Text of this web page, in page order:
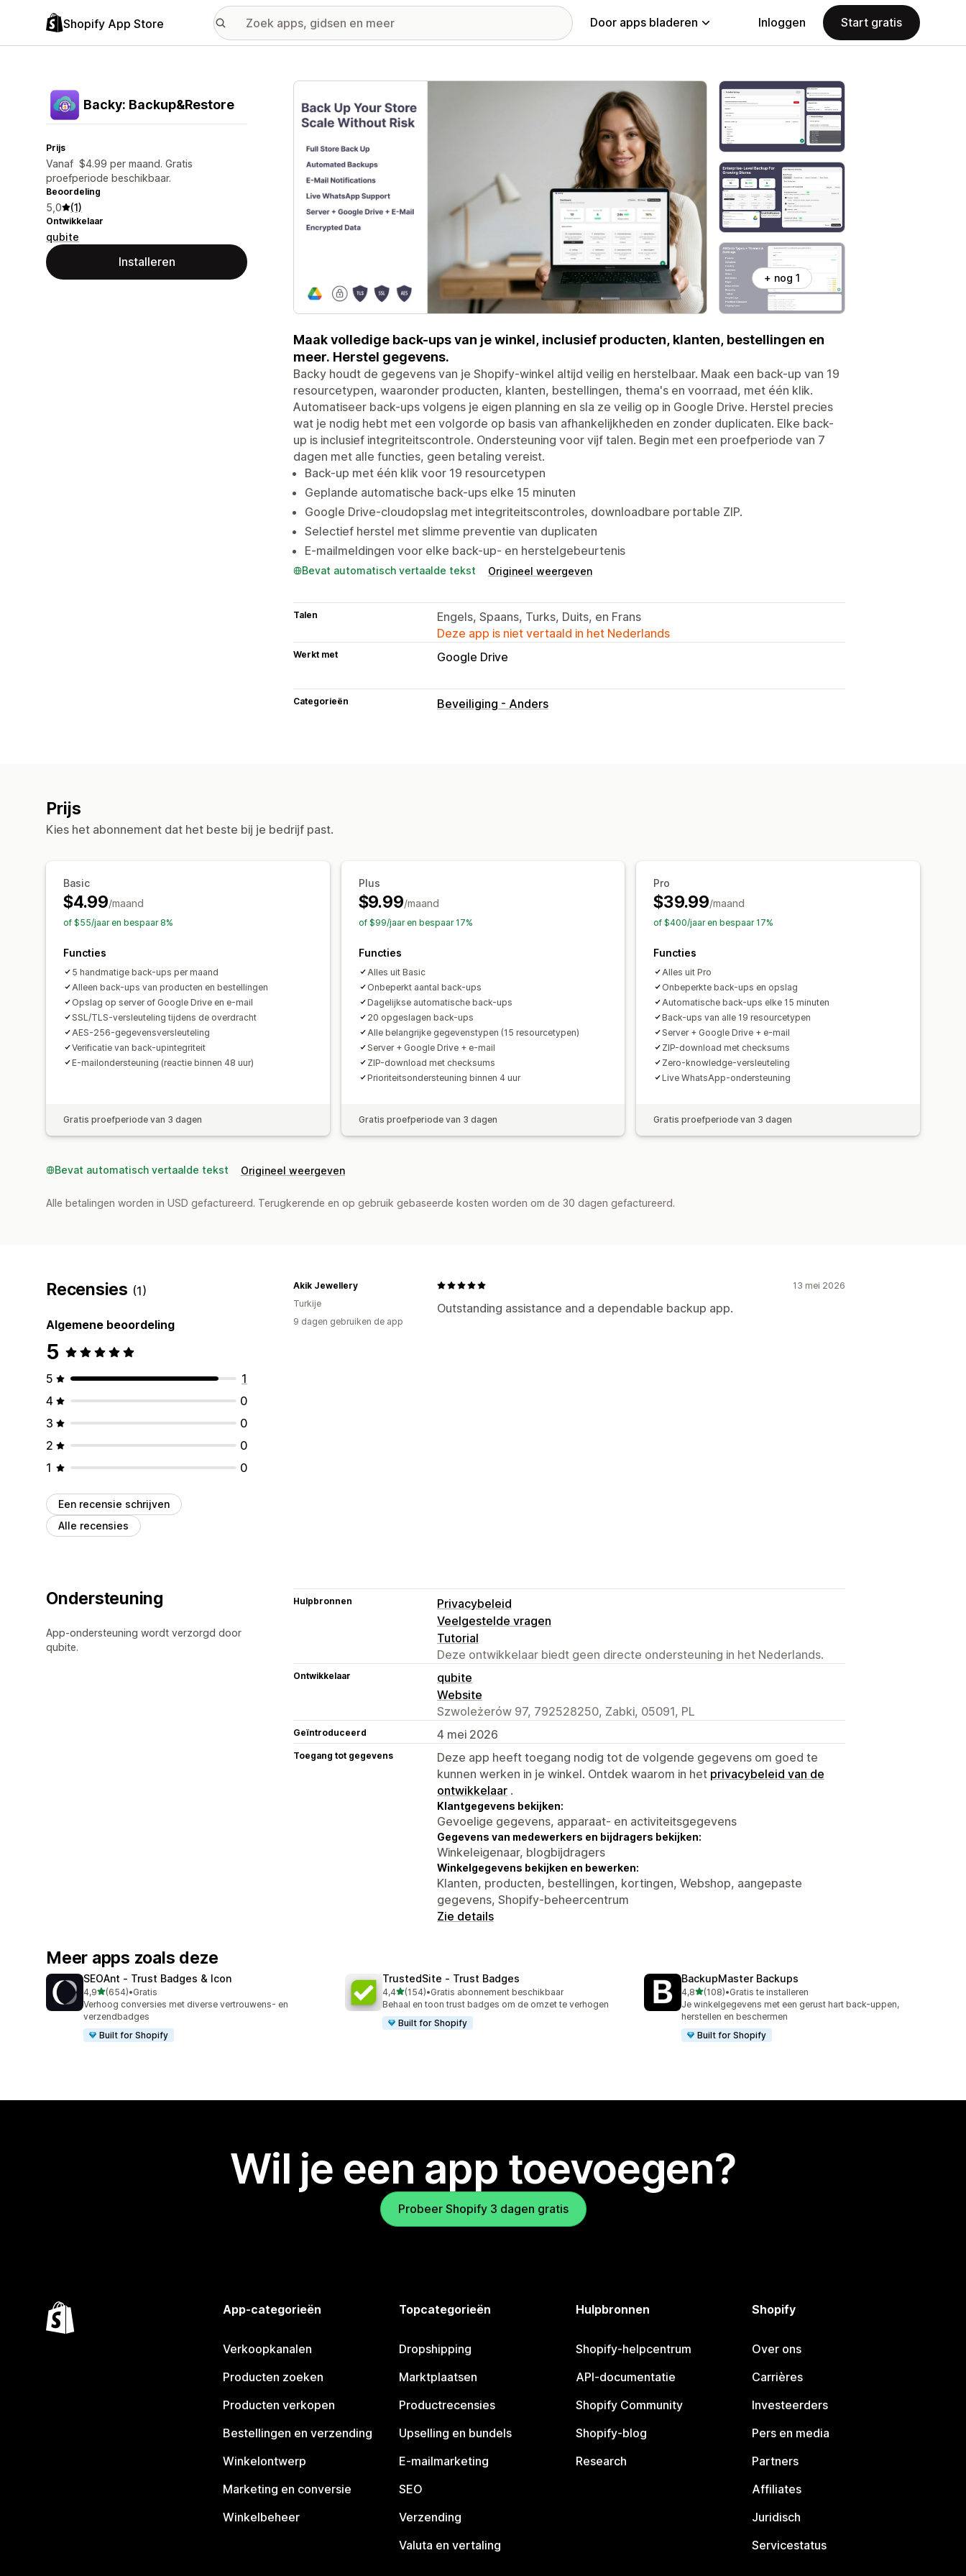
Shopify App Store Door apps bladeren Inloggen Start gratis
Backy: Backup&Restore
Prijs
Vanaf $4.99 per maand. Gratis
proefperiode beschikbaar.
Beoordeling
5,0 (1)
Ontwikkelaar
qubite
Installeren
Galerij met uitgelichte afbeeldingen
+ nog 1
Maak volledige back-ups van je winkel, inclusief producten, klanten, bestellingen en
meer. Herstel gegevens.
Backy houdt de gegevens van je Shopify-winkel altijd veilig en herstelbaar. Maak een back-up van 19
resourcetypen, waaronder producten, klanten, bestellingen, thema's en voorraad, met één klik.
Automatiseer back-ups volgens je eigen planning en sla ze veilig op in Google Drive. Herstel precies
wat je nodig hebt met een volgorde op basis van afhankelijkheden en zonder duplicaten. Elke back-
up is inclusief integriteitscontrole. Ondersteuning voor vijf talen. Begin met een proefperiode van 7
dagen met alle functies, geen betaling vereist.
Back-up met één klik voor 19 resourcetypen
Geplande automatische back-ups elke 15 minuten
Google Drive-cloudopslag met integriteitscontroles, downloadbare portable ZIP.
Selectief herstel met slimme preventie van duplicaten
E-mailmeldingen voor elke back-up- en herstelgebeurtenis
Bevat automatisch vertaalde tekst Origineel weergeven
Talen
Engels, Spaans, Turks, Duits, en Frans
Deze app is niet vertaald in het Nederlands
Werkt met Google Drive
Categorieën Beveiliging - Anders
Prijs
Kies het abonnement dat het beste bij je bedrijf past.
Basic
$4.99/maand
of $55/jaar en bespaar 8%
Functies
5 handmatige back-ups per maand
Alleen back-ups van producten en bestellingen
Opslag op server of Google Drive en e-mail
SSL/TLS-versleuteling tijdens de overdracht
AES-256-gegevensversleuteling
Verificatie van back-upintegriteit
E-mailondersteuning (reactie binnen 48 uur)
Gratis proefperiode van 3 dagen
Plus
$9.99/maand
of $99/jaar en bespaar 17%
Functies
Alles uit Basic
Onbeperkt aantal back-ups
Dagelijkse automatische back-ups
20 opgeslagen back-ups
Alle belangrijke gegevenstypen (15 resourcetypen)
Server + Google Drive + e-mail
ZIP-download met checksums
Prioriteitsondersteuning binnen 4 uur
Gratis proefperiode van 3 dagen
Pro
$39.99/maand
of $400/jaar en bespaar 17%
Functies
Alles uit Pro
Onbeperkte back-ups en opslag
Automatische back-ups elke 15 minuten
Back-ups van alle 19 resourcetypen
Server + Google Drive + e-mail
ZIP-download met checksums
Zero-knowledge-versleuteling
Live WhatsApp-ondersteuning
Gratis proefperiode van 3 dagen
Bevat automatisch vertaalde tekst Origineel weergeven
Alle betalingen worden in USD gefactureerd. Terugkerende en op gebruik gebaseerde kosten worden om de 30 dagen gefactureerd.
Recensies (1)
Algemene beoordeling
5
5
1
4
0
3
0
2
0
1
0
Een recensie schrijven
Alle recensies
13 mei 2026
Outstanding assistance and a dependable backup app.
Akik Jewellery
Turkije
9 dagen gebruiken de app
Ondersteuning
App-ondersteuning wordt verzorgd door
qubite.
Hulpbronnen
Privacybeleid
Veelgestelde vragen
Tutorial
Deze ontwikkelaar biedt geen directe ondersteuning in het Nederlands.
Ontwikkelaar
qubite
Website
Szwoleżerów 97, 792528250, Zabki, 05091, PL
Geïntroduceerd 4 mei 2026
Toegang tot gegevens
Deze app heeft toegang nodig tot de volgende gegevens om goed te
kunnen werken in je winkel. Ontdek waarom in het privacybeleid van de
ontwikkelaar .
Klantgegevens bekijken:
Gevoelige gegevens, apparaat- en activiteitsgegevens
Gegevens van medewerkers en bijdragers bekijken:
Winkeleigenaar, blogbijdragers
Winkelgegevens bekijken en bewerken:
Klanten, producten, bestellingen, kortingen, Webshop, aangepaste
gegevens, Shopify-beheercentrum
Zie details
Meer apps zoals deze
SEOAnt ‑ Trust Badges & Icon
4,9van 5 sterren
(654)
654 recensies in totaal
•Gratis
Verhoog conversies met diverse vertrouwens- en
verzendbadges
Built for Shopify
TrustedSite ‑ Trust Badges
4,4van 5 sterren
(154)
154 recensies in totaal
•Gratis abonnement beschikbaar
Behaal en toon trust badges om de omzet te verhogen
Built for Shopify
BackupMaster Backups
4,8van 5 sterren
(108)
108 recensies in totaal
•Gratis te installeren
Je winkelgegevens met een gerust hart back-uppen,
herstellen en beschermen
Built for Shopify
Wil je een app toevoegen?
Probeer Shopify 3 dagen gratis
App-categorieën
Verkoopkanalen
Producten zoeken
Producten verkopen
Bestellingen en verzending
Winkelontwerp
Marketing en conversie
Winkelbeheer
Topcategorieën
Dropshipping
Marktplaatsen
Productrecensies
Upselling en bundels
E-mailmarketing
SEO
Verzending
Valuta en vertaling
Hulpbronnen
Shopify-helpcentrum
API-documentatie
Shopify Community
Shopify-blog
Research
Shopify
Over ons
Carrières
Investeerders
Pers en media
Partners
Affiliates
Juridisch
Servicestatus